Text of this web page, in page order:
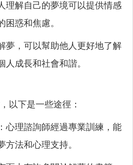
理解自己的夢境可以提供情感
困惑和焦慮。
夢，可以幫助他人更好地了解
人成長和社會和諧。
以下是一些途徑：
：心理諮詢師經過專業訓練，能
方法和心理支持。